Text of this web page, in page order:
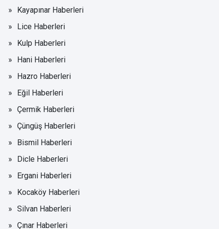
Kayapınar Haberleri
Lice Haberleri
Kulp Haberleri
Hani Haberleri
Hazro Haberleri
Eğil Haberleri
Çermik Haberleri
Çüngüş Haberleri
Bismil Haberleri
Dicle Haberleri
Ergani Haberleri
Kocaköy Haberleri
Silvan Haberleri
Çınar Haberleri